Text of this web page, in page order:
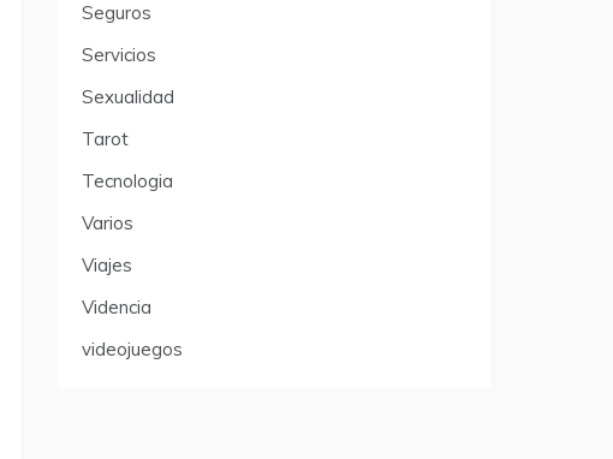
Seguros
Servicios
Sexualidad
Tarot
Tecnologia
Varios
Viajes
Videncia
videojuegos